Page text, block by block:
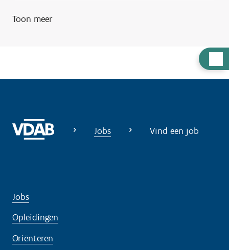
u
Toon meer
Jobs Vind een job
Jobs
Opleidingen
Oriënteren